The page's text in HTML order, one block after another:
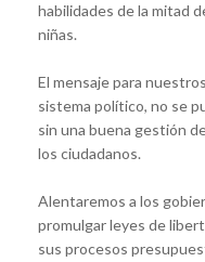
habilidades de la mitad
niñas.
El mensaje para
sistema político, no se
sin una buena gestión
los ciudadanos.
Alentaremos a los
promulgar leyes de
sus procesos